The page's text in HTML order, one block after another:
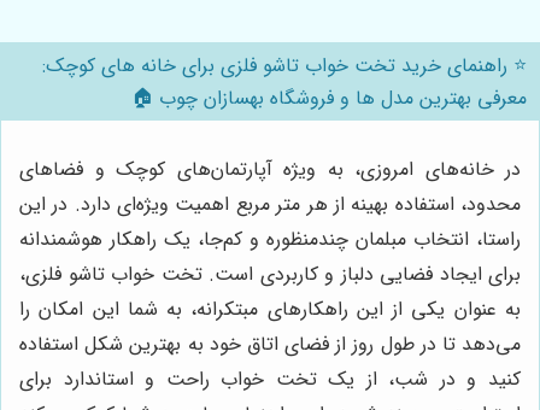
⭐️ راهنمای خرید تخت خواب تاشو فلزی برای خانه های کوچک:
معرفی بهترین مدل ها و فروشگاه بهسازان چوب 🏠
در خانه‌های امروزی، به ویژه آپارتمان‌های کوچک و فضاهای
محدود، استفاده بهینه از هر متر مربع اهمیت ویژه‌ای دارد. در این
راستا، انتخاب مبلمان چندمنظوره و کم‌جا، یک راهکار هوشمندانه
برای ایجاد فضایی دلباز و کاربردی است. تخت خواب تاشو فلزی،
به عنوان یکی از این راهکارهای مبتکرانه، به شما این امکان را
می‌دهد تا در طول روز از فضای اتاق خود به بهترین شکل استفاده
کنید و در شب، از یک تخت خواب راحت و استاندارد برای